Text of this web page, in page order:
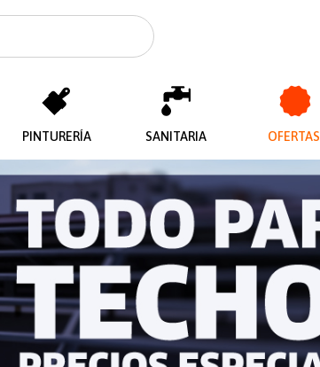
PINTURERÍA SANITARIA OFERTAS